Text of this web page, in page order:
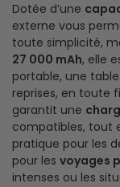
Dotée d’une
externe vous
toute simplicité,
27 000 mAh, elle
portable, une
reprises, en toute
garantit une
compatibles, tout
pratique pour les
pour les voyages
intenses ou les